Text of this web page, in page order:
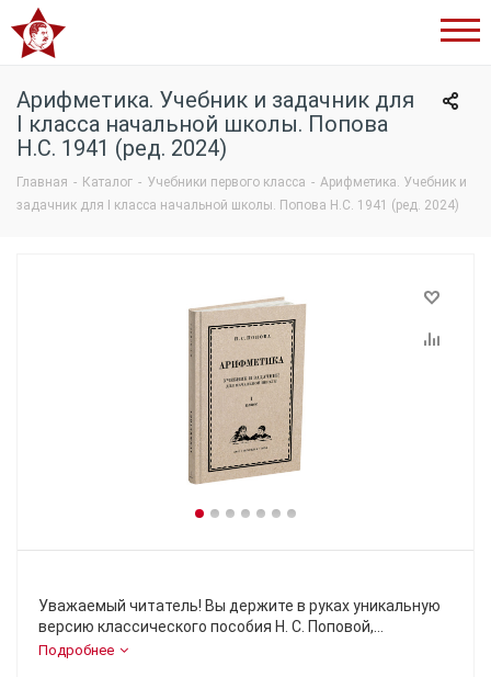
букварь
Арифметика. Учебник и задачник для
I класса начальной школы. Попова
Н.С. 1941 (ред. 2024)
Главная - Каталог - Учебники первого класса - Арифметика. Учебник и
задачник для I класса начальной школы. Попова Н.С. 1941 (ред. 2024)
Уважаемый читатель! Вы держите в руках уникальную
версию классического пособия Н. С. Поповой,
созданную коллективом образовательного проекта
Подробнее